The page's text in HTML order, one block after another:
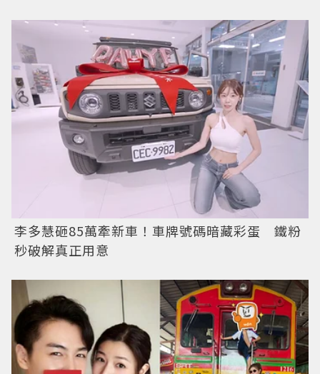
李多慧砸85萬牽新車！車牌號碼暗藏彩蛋 鐵粉
秒破解真正用意